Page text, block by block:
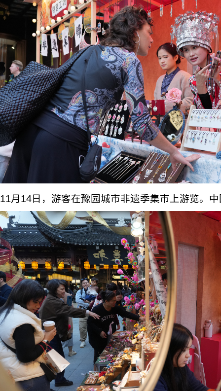
11月14日，游客在豫园城市非遗季集市上游览。